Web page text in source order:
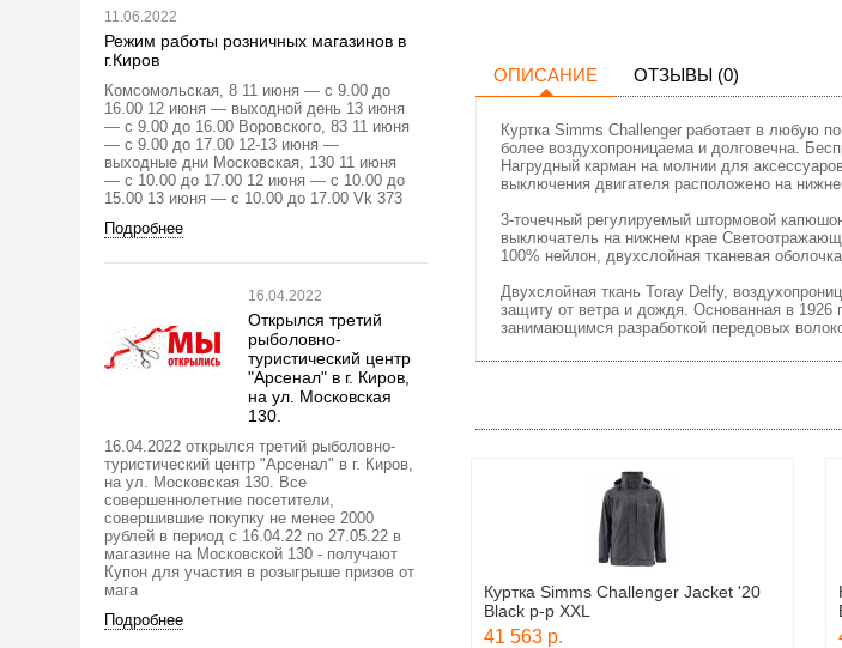
11.06.2022
Режим работы розничных магазинов в
г.Киров
Комсомольская, 8 11 июня — с 9.00 до
16.00 12 июня — выходной день 13 июня
— с 9.00 до 16.00 Воровского, 83 11 июня
— с 9.00 до 17.00 12-13 июня —
выходные дни Московская, 130 11 июня
— с 10.00 до 17.00 12 июня — с 10.00 до
15.00 13 июня — с 10.00 до 17.00 Vk 373
Подробнее
16.04.2022
Открылся третий
рыболовно-
туристический центр
"Арсенал" в г. Киров,
на ул. Московская
130.
16.04.2022 открылся третий рыболовно-
туристический центр "Арсенал" в г. Киров,
на ул. Московская 130. Все
совершеннолетние посетители,
совершившие покупку не менее 2000
рублей в период с 16.04.22 по 27.05.22 в
магазине на Московской 130 - получают
Купон для участия в розыгрыше призов от
мага
Подробнее
ОПИСАНИЕ ОТЗЫВЫ (0)
Куртка Simms Challenger работает в любую
более воздухопроницаема и долговечна.
Нагрудный карман на молнии для
выключения двигателя расположено на
3-точечный регулируемый штормовой
выключатель на нижнем крае
100% нейлон, двухслойная тканевая
Двухслойная ткань Toray Delfy,
защиту от ветра и дождя. Основанная в
занимающимся разработкой передовых
Куртка Simms Challenger Jacket '20
Black р-р XXL
41 563 р.